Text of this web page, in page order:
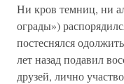
Ни кров темниц, ни
ограды»)
постеснялся
лет назад подавил
друзей, лично